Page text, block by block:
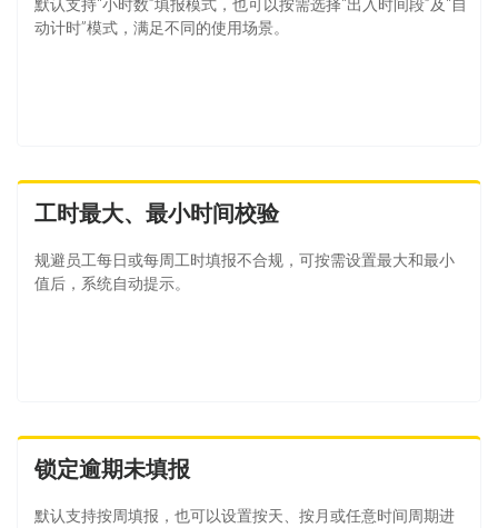
默认支持“小时数”填报模式，也可以按需选择“出入时间段”及“自
动计时”模式，满足不同的使用场景。
工时最大、最小时间校验
规避员工每日或每周工时填报不合规，可按需设置最大和最小
值后，系统自动提示。
锁定逾期未填报
默认支持按周填报，也可以设置按天、按月或任意时间周期进